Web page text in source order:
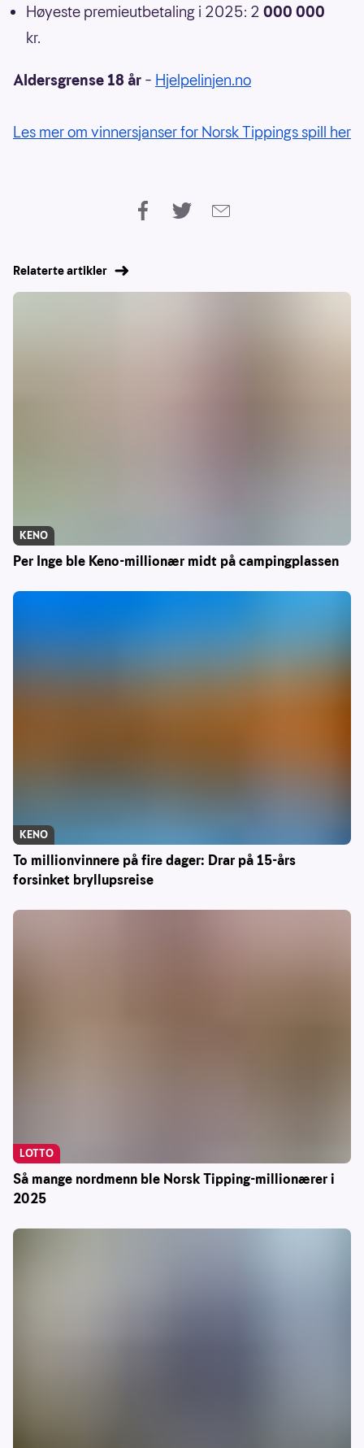
Høyeste premieutbetaling i 2025: 2 000 000
kr.
Aldersgrense 18 år – Hjelpelinjen.no
Les mer om vinnersjanser for Norsk Tippings spill her
Relaterte artikler
Per Inge ble Keno-millionær midt på campingplassen
KENO
To millionvinnere på fire dager: Drar på 15-års
forsinket bryllupsreise
KENO
Så mange nordmenn ble Norsk Tipping-millionærer i
2025
LOTTO